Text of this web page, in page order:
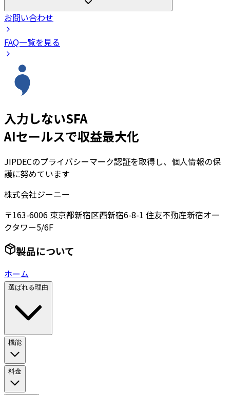
お問い合わせ
FAQ一覧を見る
入力しないSFA
AIセールスで収益最大化
JIPDECのプライバシーマーク認証を取得し、個人情報の保
護に努めています
株式会社ジーニー
〒163-6006 東京都新宿区西新宿6-8-1 住友不動産新宿オー
クタワー5/6F
製品について
ホーム
選ばれる理由
機能
料金